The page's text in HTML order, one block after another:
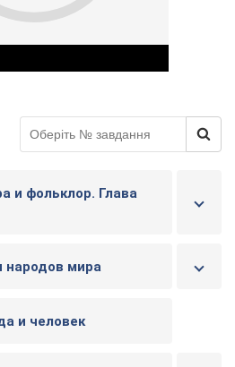
и фольклор. Глава
народов мира
и человек